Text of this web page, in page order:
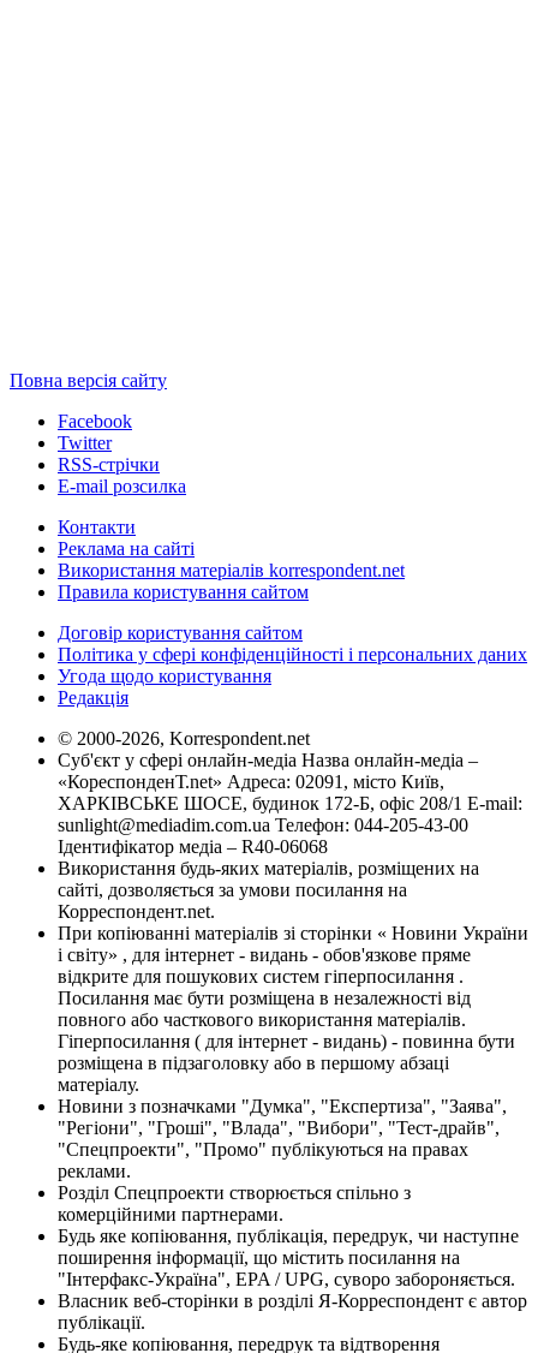
Повна версія сайту
Facebook
Twitter
RSS-стрічки
E-mail розсилка
Контакти
Реклама на сайті
Використання матеріалів korrespondent.net
Правила користування сайтом
Договір користування сайтом
Політика у сфері конфіденційності і персональних даних
Угода щодо користування
Редакція
© 2000-2026, Korrespondent.net
Суб'єкт у сфері онлайн-медіа Назва онлайн-медіа –
«КореспонденТ.net» Адреса: 02091, місто Київ,
ХАРКІВСЬКЕ ШОСЕ, будинок 172-Б, офіс 208/1 E-mail:
sunlight@mediadim.com.ua Телефон: 044-205-43-00
Ідентифікатор медіа – R40-06068
Використання будь-яких матеріалів, розміщених на
сайті, дозволяється за умови посилання на
Корреспондент.net.
При копіюванні матеріалів зі сторінки « Новини України
і світу» , для інтернет - видань - обов'язкове пряме
відкрите для пошукових систем гіперпосилання .
Посилання має бути розміщена в незалежності від
повного або часткового використання матеріалів.
Гіперпосилання ( для інтернет - видань) - повинна бути
розміщена в підзаголовку або в першому абзаці
матеріалу.
Новини з позначками "Думка", "Експертиза", "Заява",
"Регіони", "Гроші", "Влада", "Вибори", "Тест-драйв",
"Спецпроекти", "Промо" публікуються на правах
реклами.
Розділ Спецпроекти створюється спільно з
комерційними партнерами.
Будь яке копіювання, публікація, передрук, чи наступне
поширення інформації, що містить посилання на
"Інтерфакс-Україна", EPA / UPG, суворо забороняється.
Власник веб-сторінки в розділі Я-Корреспондент є автор
публікації.
Будь-яке копіювання, передрук та відтворення